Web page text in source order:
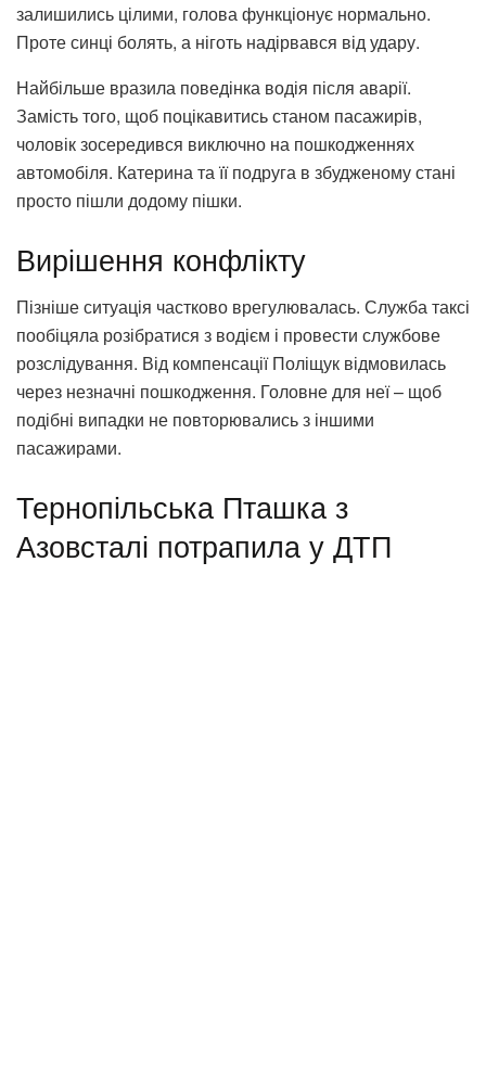
залишились цілими, голова функціонує нормально.
Проте синці болять, а ніготь надірвався від удару.
Найбільше вразила поведінка водія після аварії.
Замість того, щоб поцікавитись станом пасажирів,
чоловік зосередився виключно на пошкодженнях
автомобіля. Катерина та її подруга в збудженому стані
просто пішли додому пішки.
Вирішення конфлікту
Пізніше ситуація частково врегулювалась. Служба таксі
пообіцяла розібратися з водієм і провести службове
розслідування. Від компенсації Поліщук відмовилась
через незначні пошкодження. Головне для неї – щоб
подібні випадки не повторювались з іншими
пасажирами.
Тернопільська Пташка з
Азовсталі потрапила у ДТП